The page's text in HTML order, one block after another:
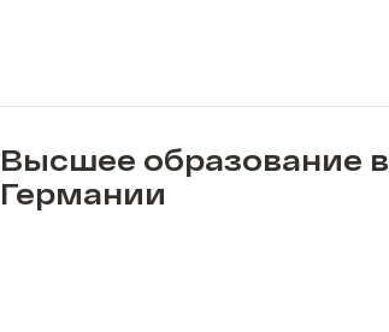
Высшее образование в
Германии